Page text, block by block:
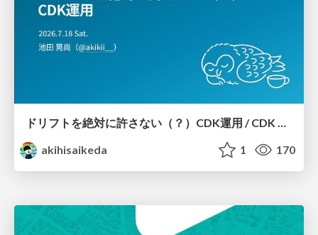
ドリフトを絶対に許さない（？）CDK運用 / CDK Ops with Zero Tolerance for Drifts (?)
akihisaikeda
1 170